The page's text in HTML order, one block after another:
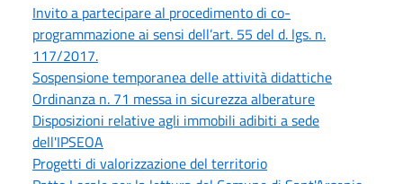
Invito a partecipare al procedimento di co-
programmazione ai sensi dell’art. 55 del d. lgs. n.
117/2017.
Sospensione temporanea delle attività didattiche
Ordinanza n. 71 messa in sicurezza alberature
Disposizioni relative agli immobili adibiti a sede
dell'IPSEOA
Progetti di valorizzazione del territorio